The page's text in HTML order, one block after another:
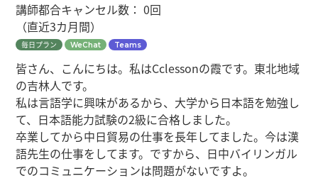
講師都合キャンセル数：0回
（直近3カ月間）
毎日プラン WeChat Teams
皆さん、こんにちは。私はCclessonの霞です。東北地域
の吉林人です。
私は言語学に興味があるから、大学から日本語を勉強し
て、日本語能力試験の2級に合格しました。
卒業してから中日貿易の仕事を長年してました。今は漢
語先生の仕事をしてます。ですから、日中バイリンガル
でのコミュニケーションは問題がないですよ。